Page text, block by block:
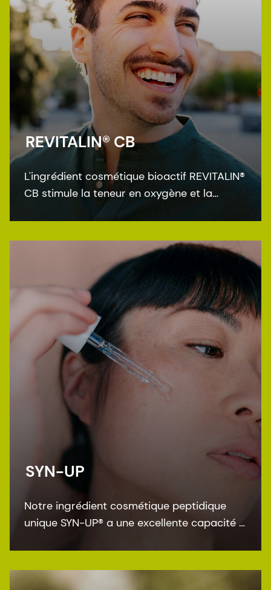
REVITALIN® CB
L'ingrédient cosmétique bioactif REVITALIN®
CB stimule la teneur en oxygène et la
consommation d'oxygène de la peau pour
revitalisée qui est belle et agréable à
SYN-UP
Notre ingrédient cosmétique peptidique
unique SYN-UP® a une excellente capacité à
interaction avec deux bactéries cutanées